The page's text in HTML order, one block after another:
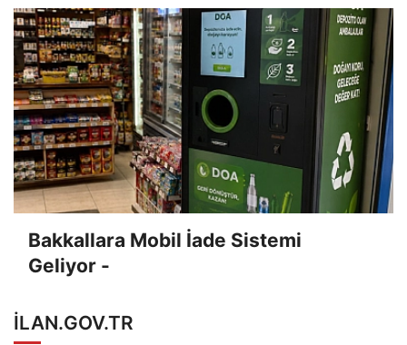
Bakkallara Mobil İade Sistemi
Geliyor -
ILAN.GOV.TR